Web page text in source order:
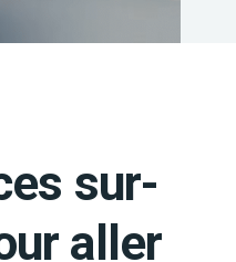
sur-
aller